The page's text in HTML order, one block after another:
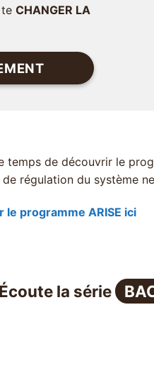
teCHANGER LA
temps de découvrir le
régulation du système
le programme ARISE ici
la série